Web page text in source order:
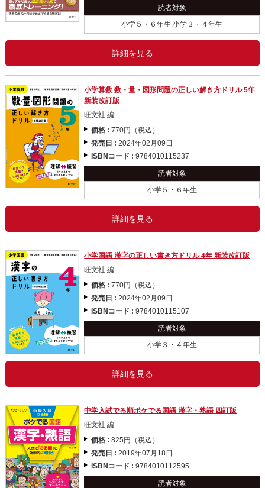
読者対象
小学５・６年生,小学３・４年生
詳細を見る
小学算数 数・量・図形問題の正しい解き方ドリル 5年
新装改訂版
旺文社 編
価格 :770円（税込）
発売日 :2024年02月09日
ISBNコード :9784010115237
読者対象
小学５・６年生
詳細を見る
小学国語 漢字の正しい書き方ドリル 4年 新装改訂版
旺文社 編
価格 :770円（税込）
発売日 :2024年02月09日
ISBNコード :9784010115107
読者対象
小学３・４年生
詳細を見る
中学入試でる順ポケでる国語 漢字・熟語 四訂版
旺文社 編
価格 :825円（税込）
発売日 :2019年07月18日
ISBNコード :9784010112595
読者対象